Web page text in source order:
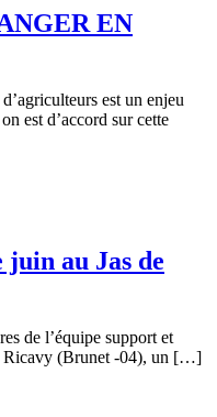
EN
est un enjeu
est d’accord sur cette
juin au Jas de
de l’équipe support et
Ricavy (Brunet -04), un […]